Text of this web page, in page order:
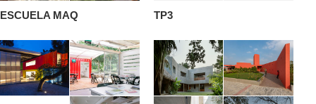
ESCUELA MAQ TP3